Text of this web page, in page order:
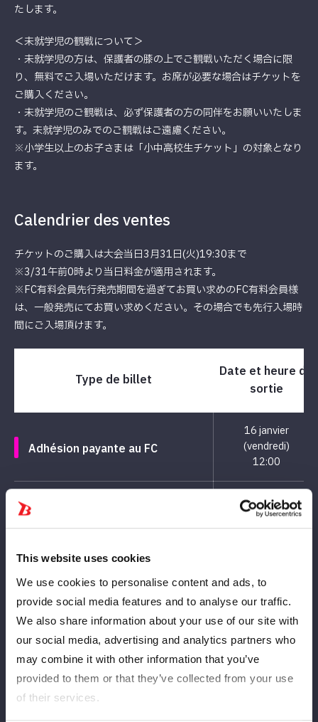
This website uses cookies
We use cookies to personalise content and ads, to
provide social media features and to analyse our traffic.
We also share information about your use of our site with
our social media, advertising and analytics partners who
may combine it with other information that you’ve
provided to them or that they’ve collected from your use
of their services.
たします。
＜未就学児の観戦について＞
・未就学児の方は、保護者の膝の上でご観戦いただく場合に限
り、無料でご入場いただけます。お席が必要な場合はチケットを
ご購入ください。
・未就学児のご観戦は、必ず保護者の方の同伴をお願いいたしま
す。未就学児のみでのご観戦はご遠慮ください。
※小学生以上のお子さまは「小中高校生チケット」の対象となり
ます。
Calendrier des ventes
チケットのご購入は大会当日3月31日(火)19:30まで
※3/31午前0時より当日料金が適用されます。
※FC有料会員先行発売期間を過ぎてお買い求めのFC有料会員様
は、一般発売にてお買い求めください。その場合でも先行入場時
間にご入場頂けます。
Type de billet
Date et heure de
sortie
Adhésion payante au FC
16 janvier
(vendredi)
12:00
En l-ticket Prelik
1月20日(火)
12:00
後楽園ホール5階事務所
11:00
Vente générale
2月2日(月)
12:00